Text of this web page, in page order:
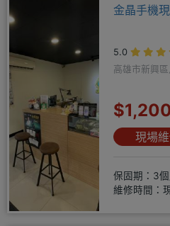
金晶手機
5.0
高雄市新興
現場
保固期：3個
維修時間：